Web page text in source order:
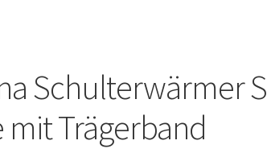
Schulterwärmer S
mit Trägerband